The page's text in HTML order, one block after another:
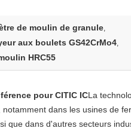
de moulin de granule,
aux boulets GS42CrMo4,
HRC55
pour CITIC ICLa
dans les usines de
que dans d'autres secteurs